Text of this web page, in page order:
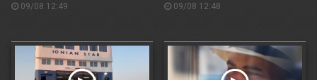
09/08 12:49 09/08 12:48